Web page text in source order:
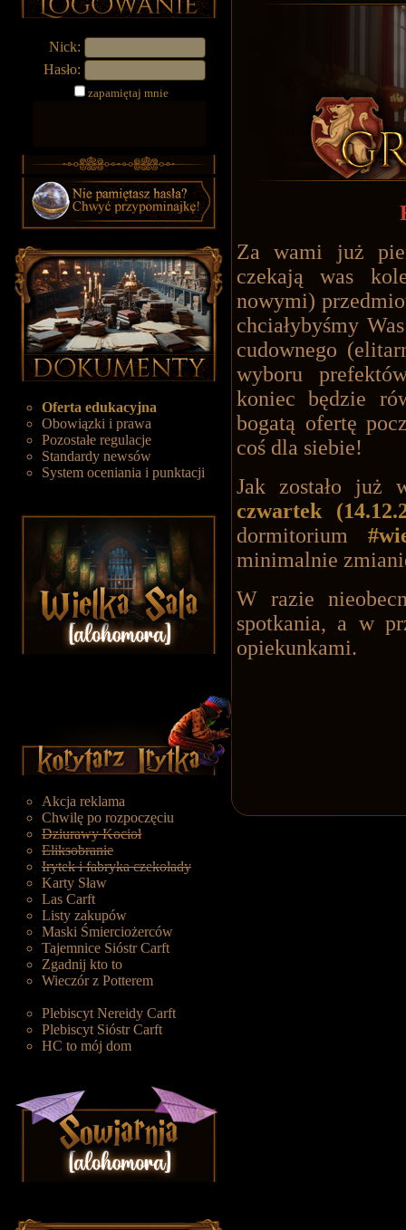
Nick:
Hasło:
zapamiętaj mnie
Oferta edukacyjna
Obowiązki i prawa
Pozostałe regulacje
Standardy newsów
System oceniania i punktacji
Akcja reklama
Chwilę po rozpoczęciu
Dziurawy Kocioł
Eliksobranie
Irytek i fabryka czekolady
Karty Sław
Las Carft
Listy zakupów
Maski Śmierciożerców
Tajemnice Sióstr Carft
Zgadnij kto to
Wieczór z Potterem
Plebiscyt Nereidy Carft
Plebiscyt Sióstr Carft
HC to mój dom
Za wami już
czekają was
nowymi)
chciałybyśmy
cudownego
wyboru
koniec będzie
bogatą ofertę
coś dla siebie!
Jak zostało już
czwartek
dormitorium
minimalnie
W razie
spotkania, a w
opiekunkami.